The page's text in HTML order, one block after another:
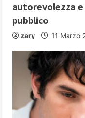
autorevolezza
pubblico
zary 11 Marzo